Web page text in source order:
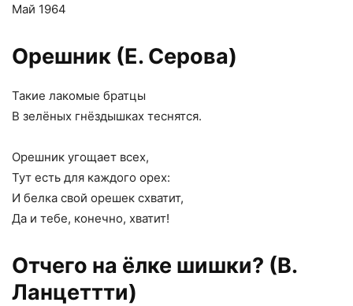
Май 1964
Орешник (Е. Серова)
Такие лакомые братцы
В зелёных гнёздышках теснятся.
Орешник угощает всех,
Тут есть для каждого орех:
И белка свой орешек схватит,
Да и тебе, конечно, хватит!
Отчего на ёлке шишки? (В.
Ланцеттти)